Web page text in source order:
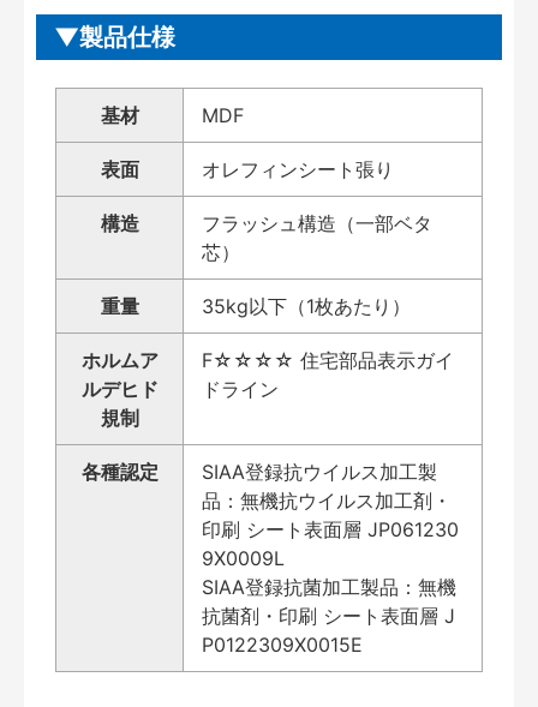
製品仕様
基材 MDF
表面 オレフィンシート張り
構造
フラッシュ構造（一部ベタ
芯）
重量 35kg以下（1枚あたり）
ホルムア
ルデヒド
規制
F☆☆☆☆ 住宅部品表示ガイ
ドライン
各種認定
SIAA登録抗ウイルス加工製
品：無機抗ウイルス加工剤・
印刷 シート表面層 JP061230
9X0009L
SIAA登録抗菌加工製品：無機
抗菌剤・印刷 シート表面層 J
P0122309X0015E